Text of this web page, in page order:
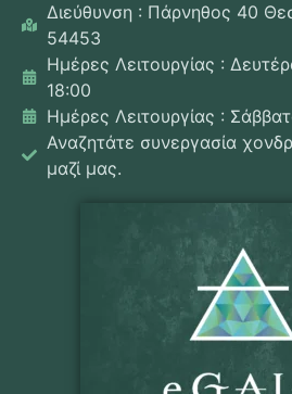
Διεύθυνση : Πάρνηθος 40
54453
Ημέρες Λειτουργίας :
18:00
Ημέρες Λειτουργίας :
Αναζητάτε συνεργασία
μαζί μας.